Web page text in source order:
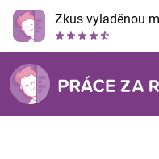
Zkus vyladěnou